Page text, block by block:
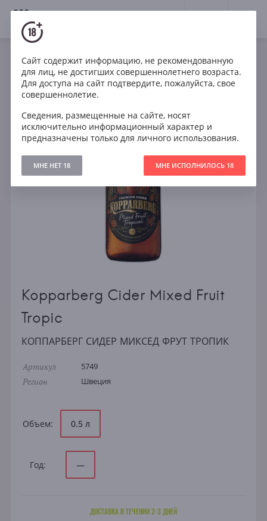
18+
Kopparberg Cider Mixed Fruit
Tropic
КОППАРБЕРГ СИДЕР МИКСЕД ФРУТ ТРОПИК
Артикул 5749
Регион Швеция
Объем: 0.5 л
Год: —
ДОСТАВКА В ТЕЧЕНИИ 2-3 ДНЕЙ
Сайт содержит информацию, не рекомендованную
для лиц, не достигших совершеннолетнего возраста.
Для доступа на сайт подтвердите, пожалуйста, свое
совершеннолетие.
Сведения, размещенные на сайте, носят
исключительно информационный характер и
предназначены только для личного использования.
МНЕ НЕТ 18 МНЕ ИСПОЛНИЛОСЬ 18